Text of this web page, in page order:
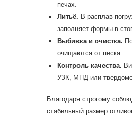
печах.
Литьё. В расплав
заполняет формы в
Выбивка и очистка.
очищаются от песка.
Контроль качества.
УЗК, МПД или
Благодаря строгому
стабильный размер